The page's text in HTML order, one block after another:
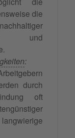
die
und
:
durch
oft